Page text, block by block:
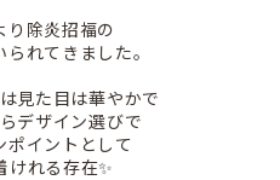
り除炎招福の
れてきました。
見た目は華やかで
デザイン選びで
ポイントとして
けれる存在✨